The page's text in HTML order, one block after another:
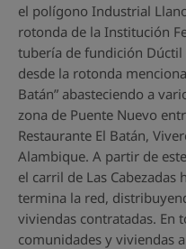
el polígono Industrial
rotonda de la Institución
tubería de fundición
desde la rotonda
Batán” abasteciendo a
zona de Puente Nuevo
Restaurante El Batán,
Alambique. A partir de
el carril de Las Cabezadas
termina la red,
viviendas contratadas. En
comunidades y viviendas